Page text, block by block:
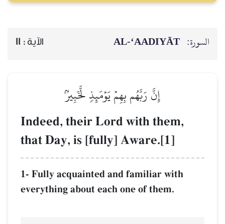
السورة: AL‑‘AADIYĀT الآية : 11
إِنَّ رَبَّهُم بِهِمۡ يَوۡمَئِذٖ لَّخَبِيرُۢ
Indeed, their Lord with them,
that Day, is [fully] Aware.[1]
1- Fully acquainted and familiar with
everything about each one of them.